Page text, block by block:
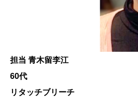
担当 青木留李江
60代
リタッチブリーチ